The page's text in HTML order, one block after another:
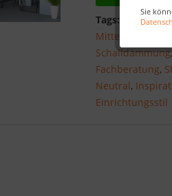
Sie
Tags:
Mittelpreisig
Schalldämmung,
Fachberatung,
Neutral,
Einrichtungsstil